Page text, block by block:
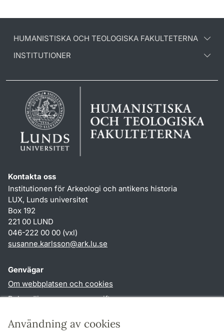
Användning av cookies
HUMANISTISKA OCH TEOLOGISKA FAKULTETERNA
INSTITUTIONER
Kontakta oss
Institutionen för Arkeologi och antikens historia
LUX, Lunds universitet
Box 192
221 00 LUND
046-222 00 00 (vxl)
susanne.karlsson@ark.lu.se
Genvägar
Om webbplatsen och cookies
Behandling av personuppgifter
TYPO3-login